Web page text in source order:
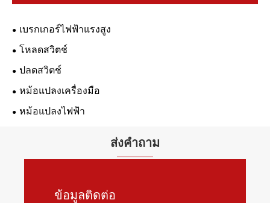
เบรกเกอร์ไฟฟ้าแรงสูง
โหลดสวิตช์
ปลดสวิตช์
หม้อแปลงเครื่องมือ
หม้อแปลงไฟฟ้า
ส่งคำถาม
ข้อมูลติดต่อ